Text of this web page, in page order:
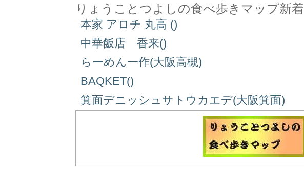
りょうことつよしの食べ歩きマップ新着
本家 アロチ 丸高 ()
中華飯店 香来()
らーめん一作(大阪高槻)
BAQKET()
箕面デニッシュサトウカエデ(大阪箕面)